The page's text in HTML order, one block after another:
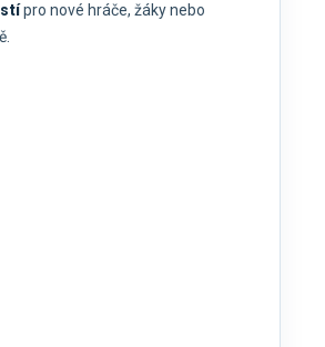
pro nové hráče, žáky nebo